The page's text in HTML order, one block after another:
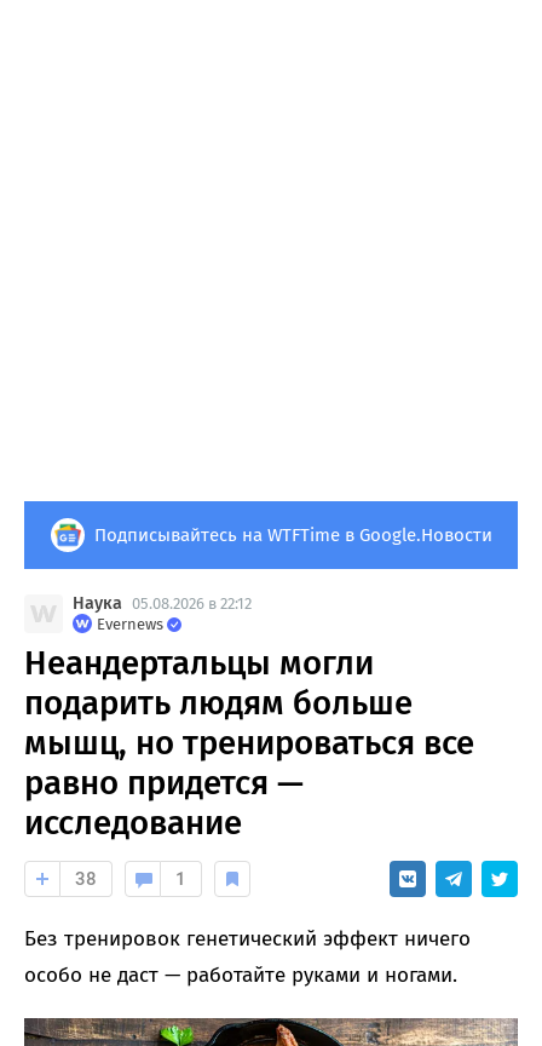
Подписывайтесь на WTFTime в Google.Новости
Наука 05.08.2026 в 22:12
Evernews
Неандертальцы могли
подарить людям больше
мышц, но тренироваться все
равно придется —
исследование
38 1
Без тренировок генетический эффект ничего
особо не даст — работайте руками и ногами.